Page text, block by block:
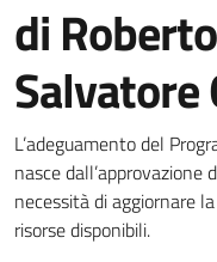
di
Salvatore
Dettagli
L’adeguamento del
nasce dall’approvazione
necessità di aggiornare
risorse disponibili.